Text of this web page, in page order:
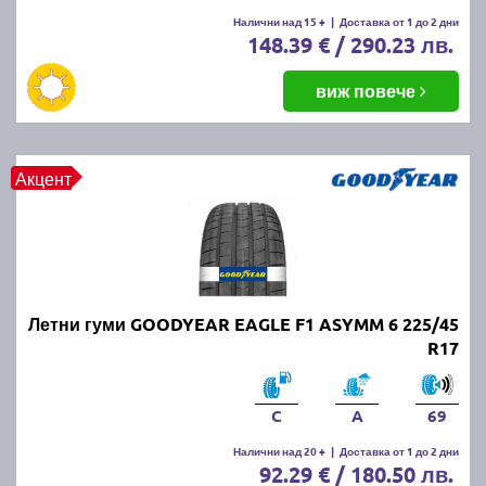
Летните гуми се считат за износени, когато
дълбочината на протектора падне под 1.6 мм.
Въпреки това, за по-добро сцепление и
безопасност се препоръчва смяната им при
дълбочина под 3 мм.
ПРОЧЕТИ ОЩЕ:Има ли закон за зимни гуми в
България?
Можем ли да шофираме със
зимни гуми през лятото?
Въпреки че е законно, не се препоръчва, защото
зимните гуми са направени от по-мека смес, която
се износва по-бързо при високи температури.
Освен това, те имат по-дълъг спирачен път и по-
слабо сцепление на суха и мокра настилка през
Налични над 15 + | Доставка от 1 до 2 дни
148.39 € / 290.23 лв.
виж повече
Акцент
Летни гуми GOODYEAR EAGLE F1 ASYMM 6 225/45
R17
C A 69
Налични над 20 + | Доставка от 1 до 2 дни
92.29 € / 180.50 лв.